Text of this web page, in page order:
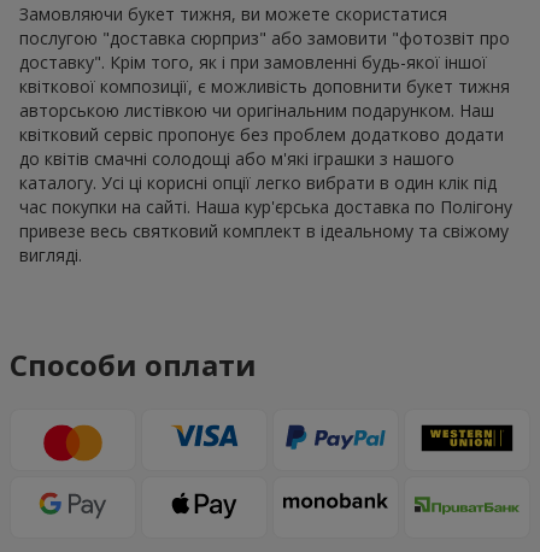
Замовляючи букет тижня, ви можете скористатися
послугою "доставка сюрприз" або замовити "фотозвіт про
доставку". Крім того, як і при замовленні будь-якої іншої
квіткової композиції, є можливість доповнити букет тижня
авторською листівкою чи оригінальним подарунком. Наш
квітковий сервіс пропонує без проблем додатково додати
до квітів смачні солодощі або м'які іграшки з нашого
каталогу. Усі ці корисні опції легко вибрати в один клік під
час покупки на сайті. Наша кур'єрська доставка по Полігону
привезе весь святковий комплект в ідеальному та свіжому
вигляді.
Способи оплати